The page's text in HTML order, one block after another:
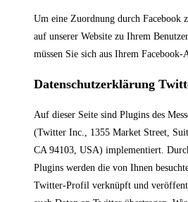
Um eine Zuordnung durch Facebook
auf unserer Website zu Ihrem
müssen Sie sich aus Ihrem Facebook-
Datenschutzerklärung
Auf dieser Seite sind Plugins des
(Twitter Inc., 1355 Market Street,
CA 94103, USA) implementiert.
Plugins werden die von Ihnen
Twitter-Profil verknüpft und